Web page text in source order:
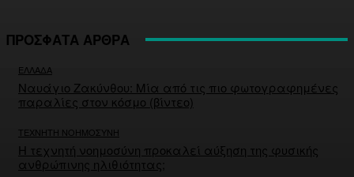
ΠΡΟΣΦΑΤΑ ΑΡΘΡΑ
ΕΛΛΑΔΑ
Ναυάγιο Ζακύνθου: Μία από τις πιο φωτογραφημένες
παραλίες στον κόσμο (βίντεο)
ΤΕΧΝΗΤΗ ΝΟΗΜΟΣΥΝΗ
Η τεχνητή νοημοσύνη προκαλεί αύξηση της φυσικής
ανθρώπινης ηλιθιότητας;